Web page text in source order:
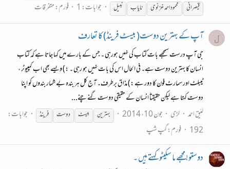
قیصرانی
محمود احمد غزنوی نایاب نبیل جوابات: 1 فورم:متفرقات
ل آپ کے بہترین دوست( بیسٹ فرینڈ) کا تعارف
جی آپ درست سمجھے بات کتاب کی نہیں ہورہی ۔ جس کے بارے میں کہا جاتا ہے کہ کتاب
انسان کا بہترین دوست ہے۔ فی الحال اس کی بات نہیں ہو رہی ۔ :) ویسے بھی اب کمپیوٹر ،
ٹیبلٹ اور سمارٹ فون کا دور ہے :) مذاق برطرف۔ آج کل ہر بندہ بے شمار بندوں کو اپنا
دوست کہتا ہے لیکن حقیقتاً انسان کے حقیقی دوست گنے چنے...
لئیق احمد لڑی جون 10، 2014 بہترین بیسٹ دوست فرینڈ
جوابات:
192
فورم:گپ شپ
دوستو! مجھے ما سکیٹو کہتے ہیں ۔